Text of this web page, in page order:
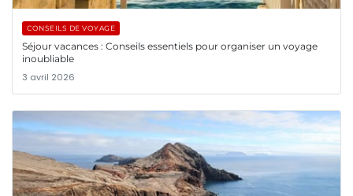
CONSEILS DE VOYAGE
Séjour vacances : Conseils essentiels pour organiser un voyage
inoubliable
3 avril 2026